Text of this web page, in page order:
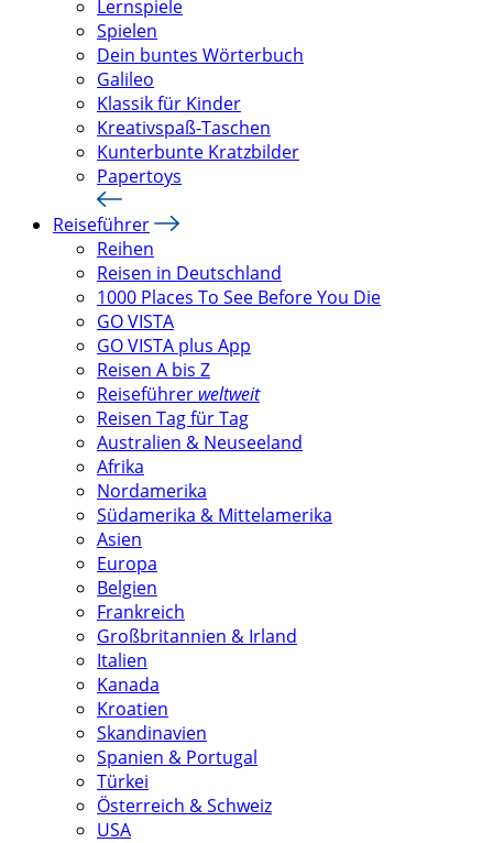
Lernspiele
Spielen
Dein buntes Wörterbuch
Galileo
Klassik für Kinder
Kreativspaß-Taschen
Kunterbunte Kratzbilder
Papertoys
Reiseführer
Reihen
Reisen in Deutschland
1000 Places To See Before You Die
GO VISTA
GO VISTA plus App
Reisen A bis Z
Reiseführer weltweit
Reisen Tag für Tag
Australien & Neuseeland
Afrika
Nordamerika
Südamerika & Mittelamerika
Asien
Europa
Belgien
Frankreich
Großbritannien & Irland
Italien
Kanada
Kroatien
Skandinavien
Spanien & Portugal
Türkei
Österreich & Schweiz
USA